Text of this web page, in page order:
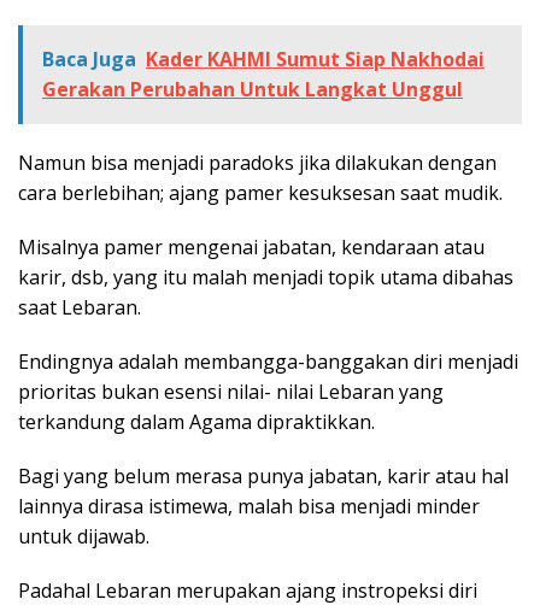
Baca Juga Kader KAHMI Sumut Siap Nakhodai
Gerakan Perubahan Untuk Langkat Unggul
Namun bisa menjadi paradoks jika dilakukan dengan
cara berlebihan; ajang pamer kesuksesan saat mudik.
Misalnya pamer mengenai jabatan, kendaraan atau
karir, dsb, yang itu malah menjadi topik utama dibahas
saat Lebaran.
Endingnya adalah membangga-banggakan diri menjadi
prioritas bukan esensi nilai- nilai Lebaran yang
terkandung dalam Agama dipraktikkan.
Bagi yang belum merasa punya jabatan, karir atau hal
lainnya dirasa istimewa, malah bisa menjadi minder
untuk dijawab.
Padahal Lebaran merupakan ajang instropeksi diri